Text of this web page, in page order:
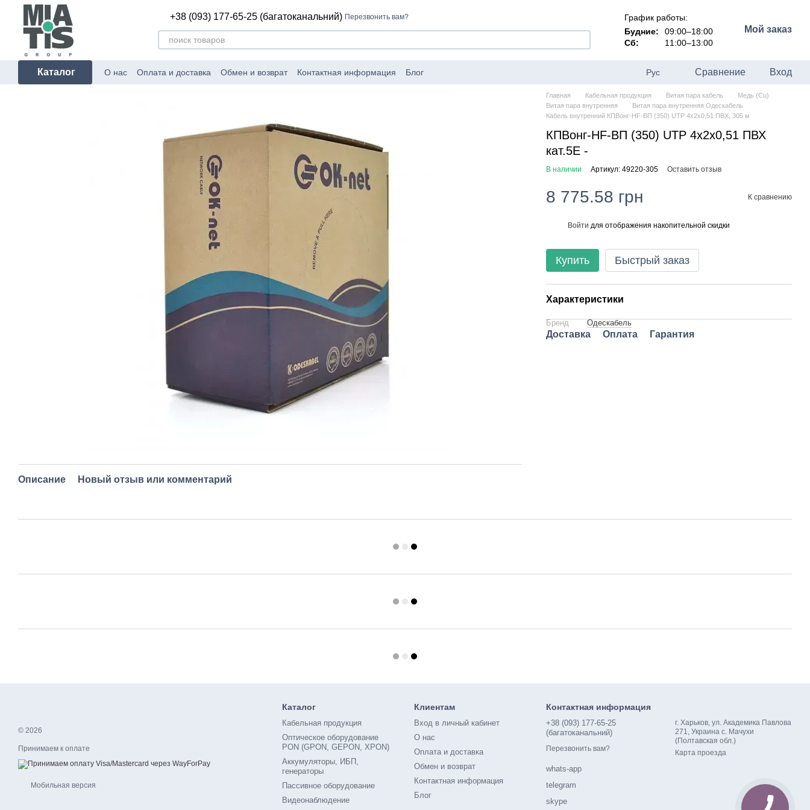
Перейти к основному контенту
+38 (093) 177-65-25 (багатоканальний) Перезвонить вам?
График работы:
Будние:
09:00–18:00
Сб:
11:00–13:00
Мой заказ
Каталог О нас Оплата и доставка Обмен и возврат Контактная информация Блог Рус Сравнение Вход
Описание Новый отзыв или комментарий
Главная Кабельная продукция Витая пара кабель
Медь (Cu)
Витая пара внутренняя
Витая пара внутренняя Одескабель
Кабель внутренний КПВонг-HF-ВП (350) UTP 4x2x0,51 ПВХ, 305 м
КПВонг-HF-ВП (350) UTP 4x2x0,51 ПВХ
кат.5E -
В наличии Артикул: 49220-305 Оставить отзыв
8 775.58 грн К сравнению
Войти для отображения накопительной скидки
Купить Быстрый заказ
Характеристики
Бренд Одескабель
Доставка Оплата Гарантия
© 2026
Принимаем к оплате
Мобильная версия
Каталог
Кабельная продукция
Оптическое оборудование
PON (GPON, GEPON, XPON)
Аккумуляторы, ИБП,
генераторы
Пассивное оборудование
Видеонаблюдение
Клиентам
Вход в личный кабинет
О нас
Оплата и доставка
Обмен и возврат
Контактная информация
Блог
Контактная информация
+38 (093) 177-65-25
(багатоканальний)
Перезвонить вам?
whats-app
telegram
skype
г. Харьков, ул. Академика Павлова
271, Украина с. Мачухи
(Полтавская обл.)
Карта проезда